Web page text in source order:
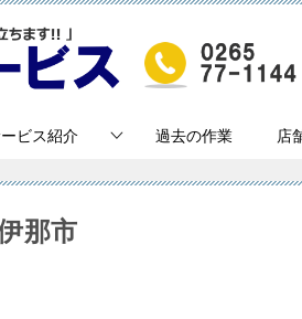
ビス紹介 過去の作業 店
那市